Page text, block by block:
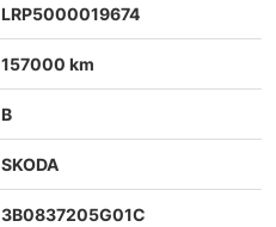
LRP5000019674
157000 km
B
SKODA
3B0837205G01C